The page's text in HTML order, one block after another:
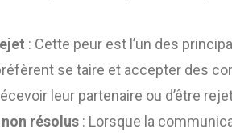
: Cette peur est l’un des
se taire et accepter des
leur partenaire ou d’être
résolus : Lorsque la